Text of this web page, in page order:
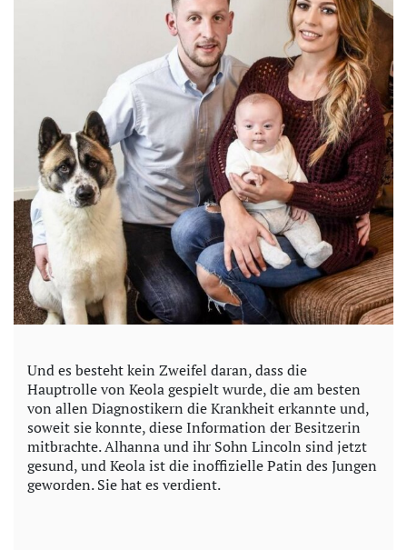
Und es besteht kein Zweifel daran, dass die
Hauptrolle von Keola gespielt wurde, die am besten
von allen Diagnostikern die Krankheit erkannte und,
soweit sie konnte, diese Information der Besitzerin
mitbrachte. Alhanna und ihr Sohn Lincoln sind jetzt
gesund, und Keola ist die inoffizielle Patin des Jungen
geworden. Sie hat es verdient.